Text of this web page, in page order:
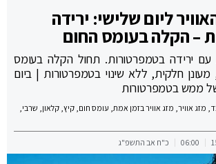
ליום שלישי: ירידה
– הקלה בעומס החום
עם ירידה בטמפרטורות. תחול הקלה בעומס
מעונן חלקית, ללא שינוי בטמפרטורות | ביום
ממש בטמפרטורות
, מזג אוויר, מזג אוויר בזמן אמת, עומס חום, קיץ, קלאון, שרבי,
06:00 כ"ח אב התשפ"ג